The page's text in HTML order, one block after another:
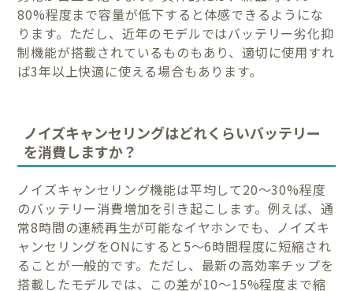
80%程度まで容量が低下すると体感できるようにな
ります。ただし、近年のモデルではバッテリー劣化抑
制機能が搭載されているものもあり、適切に使用すれ
ば3年以上快適に使える場合もあります。
ノイズキャンセリングはどれくらいバッテリー
を消費しますか？
ノイズキャンセリング機能は平均して20〜30%程度
のバッテリー消費増加を引き起こします。例えば、通
常8時間の連続再生が可能なイヤホンでも、ノイズキ
ャンセリングをONにすると5〜6時間程度に短縮され
ることが一般的です。ただし、最新の高効率チップを
搭載したモデルでは、この差が10〜15%程度まで縮